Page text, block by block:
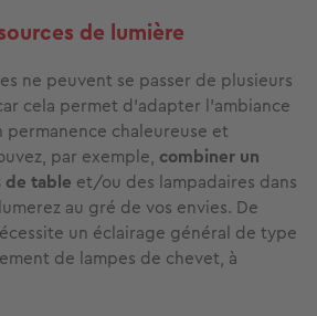
de lumière
ne peuvent se passer de plusieurs
cela permet d’adapter l’ambiance
chaleureuse et
par exemple, combiner un
de table et/ou des lampadaires dans
au gré de vos envies. De
un éclairage général de type
de lampes de chevet, à